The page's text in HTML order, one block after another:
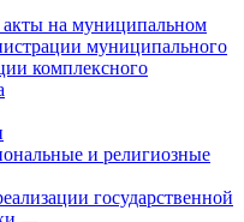
на муниципальном
муниципального
комплексного
и религиозные
государственной